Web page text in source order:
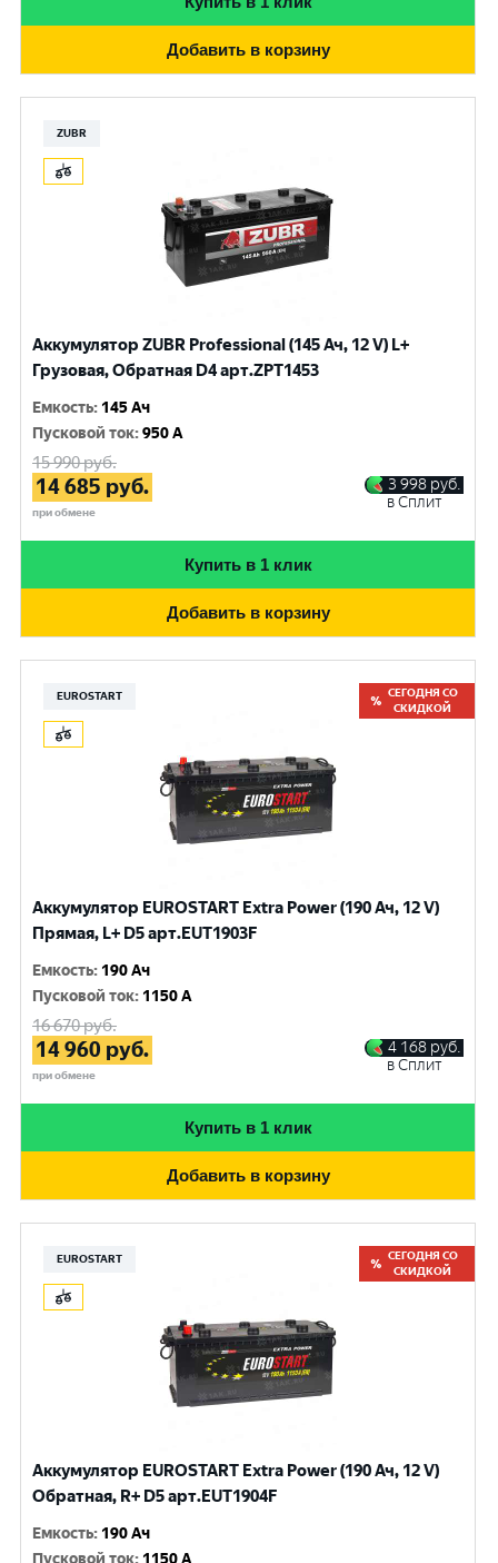
Добавить в корзину
ZUBR
Аккумулятор ZUBR Professional (145 Ач, 12 V) L+
Грузовая, Обратная D4 арт.ZPT1453
Емкость: 145 Ач
Пусковой ток:950 A
15 990руб.
14 685 руб.
при обмене
3 998 руб.
в Сплит
Купить в 1 клик
Добавить в корзину
EUROSTART
СЕГОДНЯ СО
СКИДКОЙ
Аккумулятор EUROSTART Extra Power (190 Ач, 12 V)
Прямая, L+ D5 арт.EUT1903F
Емкость: 190 Ач
Пусковой ток: 1150 A
16 670руб.
14 960 руб.
при обмене
4 168 руб.
в Сплит
Купить в 1 клик
Добавить в корзину
EUROSTART
СЕГОДНЯ СО
СКИДКОЙ
Аккумулятор EUROSTART Extra Power (190 Ач, 12 V)
Обратная, R+ D5 арт.EUT1904F
Емкость: 190 Ач
Пусковой ток: 1150 A